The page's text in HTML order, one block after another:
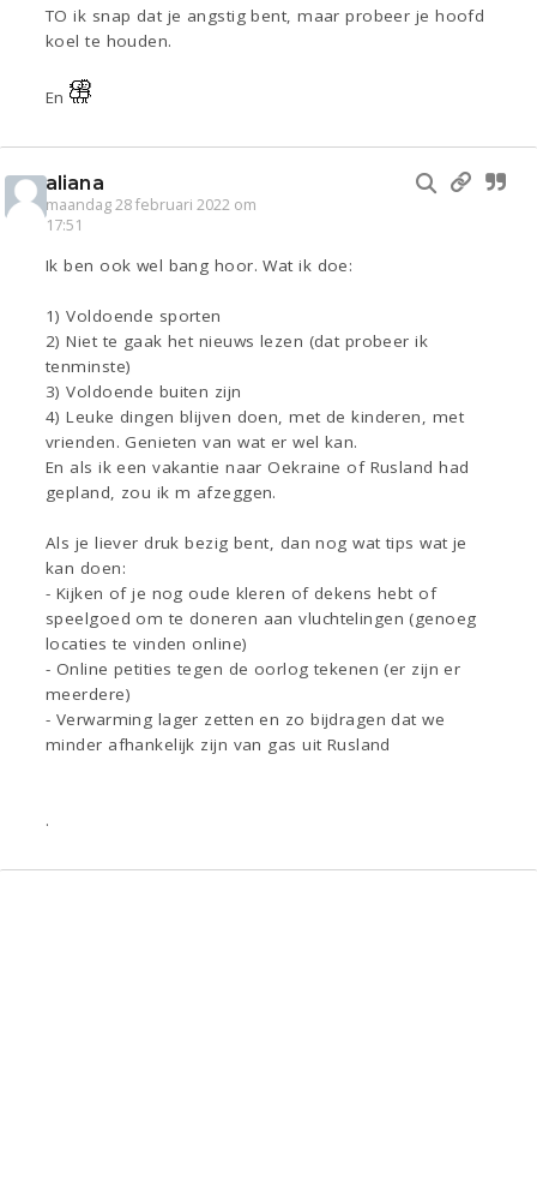
TO ik snap dat je angstig bent, maar probeer je hoofd
koel te houden.
En
aliana
maandag 28 februari 2022 om
17:51
Ik ben ook wel bang hoor. Wat ik doe:
1) Voldoende sporten
2) Niet te gaak het nieuws lezen (dat probeer ik
tenminste)
3) Voldoende buiten zijn
4) Leuke dingen blijven doen, met de kinderen, met
vrienden. Genieten van wat er wel kan.
En als ik een vakantie naar Oekraine of Rusland had
gepland, zou ik m afzeggen.
Als je liever druk bezig bent, dan nog wat tips wat je
kan doen:
- Kijken of je nog oude kleren of dekens hebt of
speelgoed om te doneren aan vluchtelingen (genoeg
locaties te vinden online)
- Online petities tegen de oorlog tekenen (er zijn er
meerdere)
- Verwarming lager zetten en zo bijdragen dat we
minder afhankelijk zijn van gas uit Rusland
.